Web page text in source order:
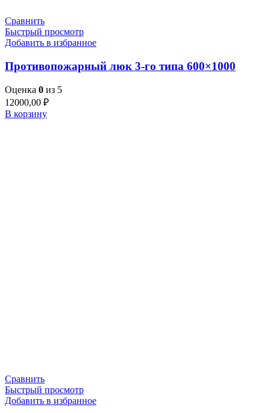
Сравнить
Быстрый просмотр
Добавить в избранное
Противопожарный люк 3-го типа 600×1000
Оценка 0 из 5
12000,00 ₽
В корзину
Сравнить
Быстрый просмотр
Добавить в избранное